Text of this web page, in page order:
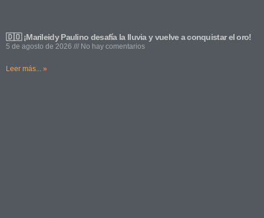
🇩🇴 ¡Marileidy Paulino desafía la lluvia y vuelve a conquistar el oro!
5 de agosto de 2026 No hay comentarios
Leer más... »